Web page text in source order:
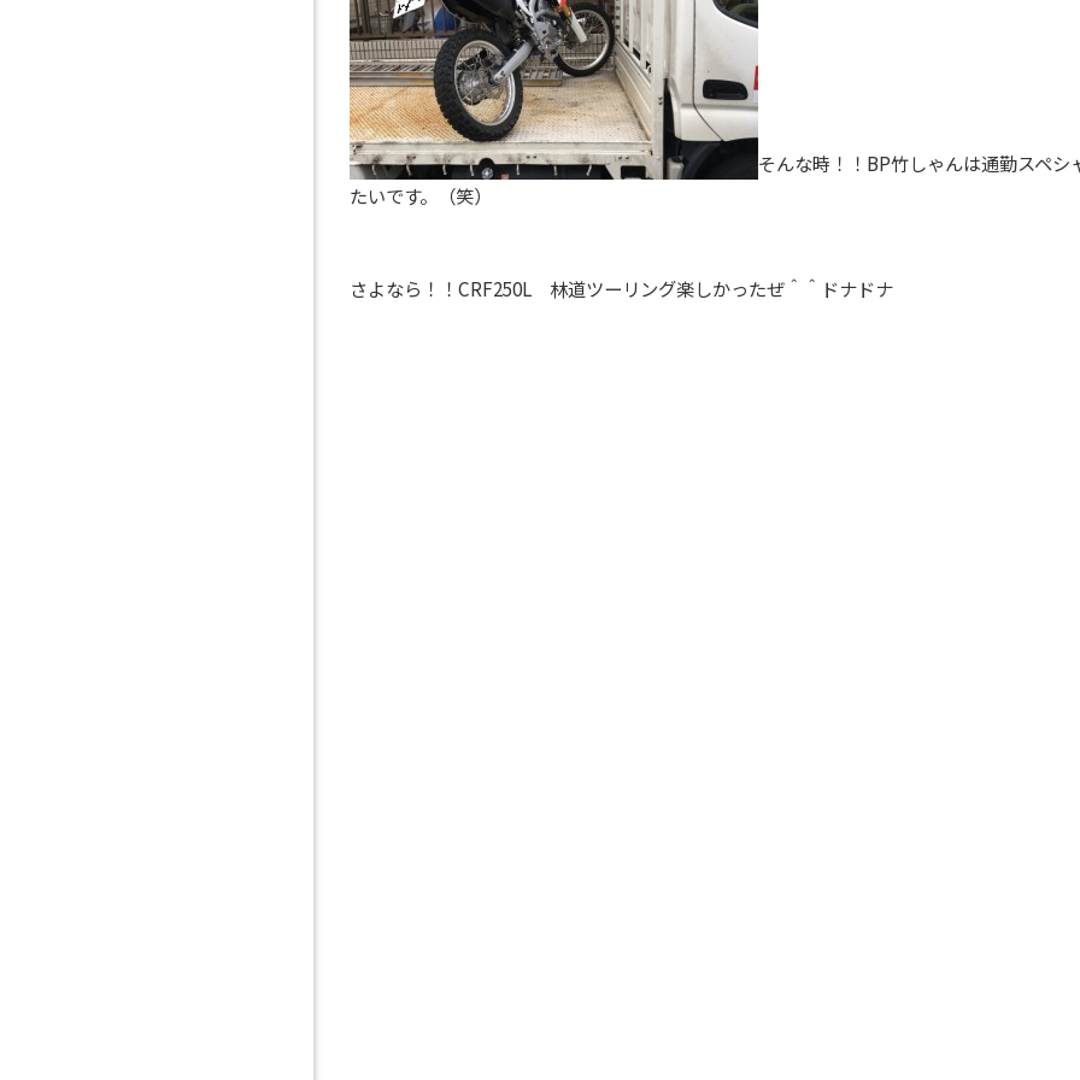
そんな時！！BP竹しゃんは通勤スペシ
たいです。（笑）
さよなら！！CRF250L 林道ツーリング楽しかったぜ＾＾ドナドナ